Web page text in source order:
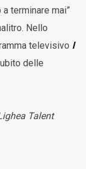
terminare mai”
Nello
televisivo I
delle
Talent